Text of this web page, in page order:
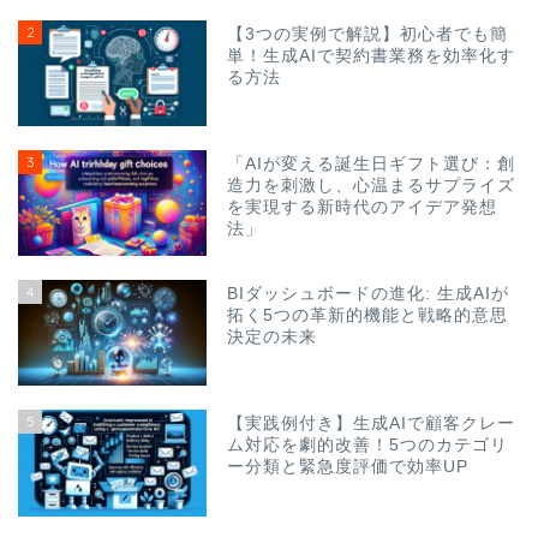
2
【3つの実例で解説】初心者でも簡
単！生成AIで契約書業務を効率化す
る方法
3
「AIが変える誕生日ギフト選び：創
造力を刺激し、心温まるサプライズ
を実現する新時代のアイデア発想
法」
4
BIダッシュボードの進化: 生成AIが
拓く5つの革新的機能と戦略的意思
決定の未来
5
【実践例付き】生成AIで顧客クレー
ム対応を劇的改善！5つのカテゴリ
ー分類と緊急度評価で効率UP